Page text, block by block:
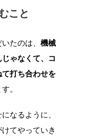
こと
たのは、 機械
ゃなくて、コ
打ち合わせを
。
なるように、
てやっていき